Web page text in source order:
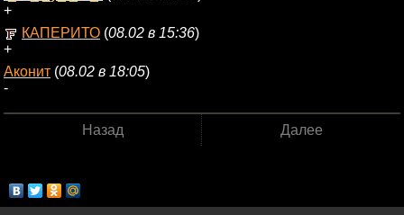
+
КАПЕРИТО (08.02 в 15:36)
+
Аконит (08.02 в 18:05)
-
Назад Далее